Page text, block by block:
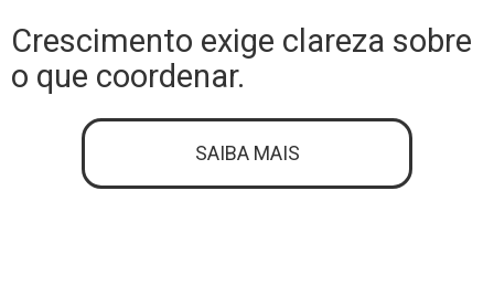
Crescimento exige clareza sobre
o que coordenar.
SAIBA MAIS